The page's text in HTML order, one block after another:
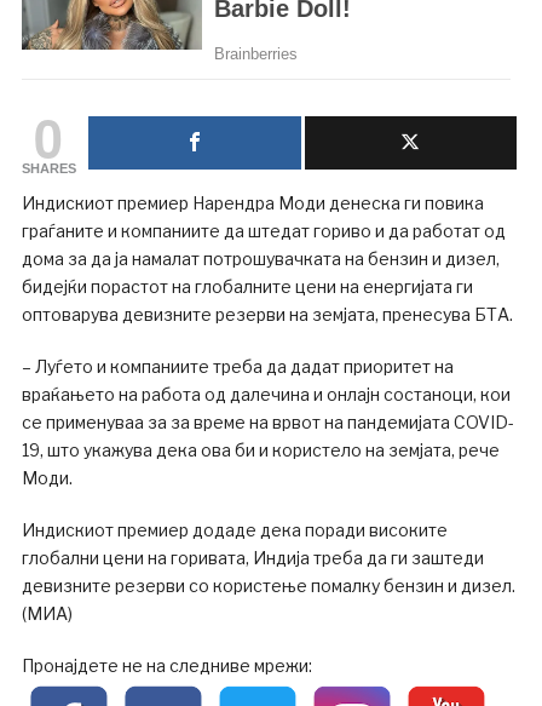
0
SHARES
Индискиот премиер Нарендра Моди денеска ги повика
граѓаните и компаниите да штедат гориво и да работат од
дома за да ја намалат потрошувачката на бензин и дизел,
бидејќи порастот на глобалните цени на енергијата ги
оптоварува девизните резерви на земјата, пренесува БТА.
– Луѓето и компаниите треба да дадат приоритет на
враќањето на работа од далечина и онлајн состаноци, кои
се применуваа за за време на врвот на пандемијата COVID-
19, што укажува дека ова би и користело на земјата, рече
Моди.
Индискиот премиер додаде дека поради високите
глобални цени на горивата, Индија треба да ги заштеди
девизните резерви со користење помалку бензин и дизел.
(МИА)
Пронајдете не на следниве мрежи: